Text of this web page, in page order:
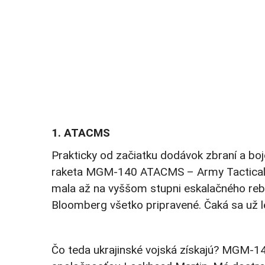
1. ATACMS
Prakticky od začiatku dodávok zbraní a
raketa MGM-140 ATACMS – Army
mala až na vyššom stupni eskalačného
Bloomberg všetko pripravené. Čaká sa už
Čo teda ukrajinské vojská získajú? MGM-